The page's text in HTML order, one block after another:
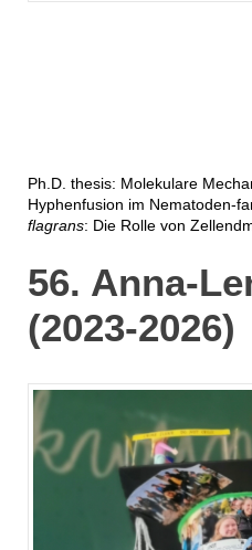
Ph.D. thesis: Molekulare
Hyphenfusion im Nematoden-
flagrans: Die Rolle von
56. Anna-
(2023-2026)